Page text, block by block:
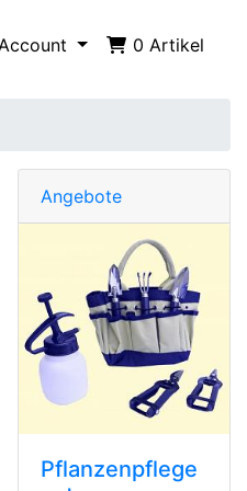
0 Artikel
Angebote
Pflanzenpflege